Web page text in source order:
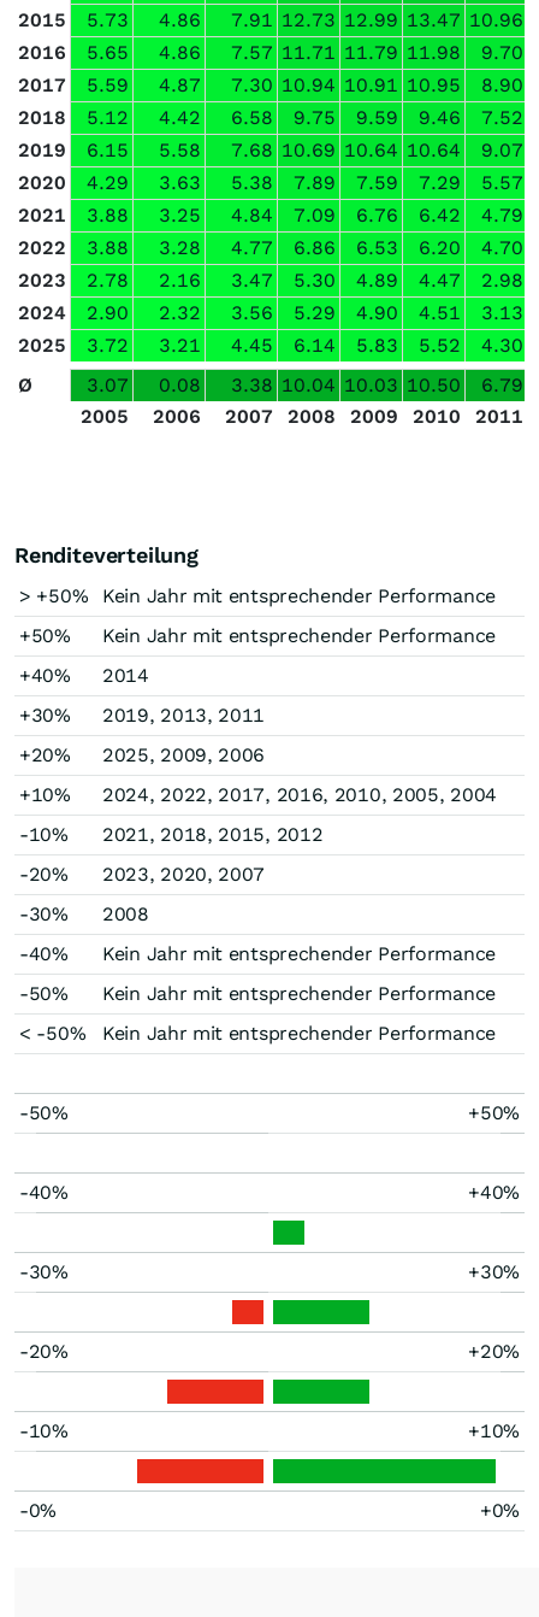
2015
5.73 4.86 7.91 12.73 12.99 13.47 10.96
2016
5.65 4.86 7.57 11.71 11.79 11.98 9.70
2017
5.59 4.87 7.30 10.94 10.91 10.95 8.90
2018
5.12 4.42 6.58 9.75 9.59 9.46
7.52
2019
6.15 5.58 7.68 10.69 10.64 10.64 9.07
2020
4.29 3.63 5.38 7.89 7.59 7.29
5.57
2021
3.88 3.25 4.84 7.09 6.76 6.42
4.79
2022
3.88 3.28 4.77 6.86 6.53 6.20
4.70
2023
2.78 2.16 3.47 5.30 4.89 4.47
2.98
2024
2.90 2.32 3.56 5.29 4.90 4.51
3.13
2025
3.72 3.21 4.45 6.14 5.83 5.52
4.30
Ø
3.07 0.08 3.38 10.04 10.03 10.50 6.79
2005
2006 2007 2008 2009 2010 2011
Renditeverteilung
> +50%
Kein Jahr mit entsprechender Performance
+50%
Kein Jahr mit entsprechender Performance
+40%
2014
+30%
2019, 2013, 2011
+20%
2025, 2009, 2006
+10%
2024, 2022, 2017, 2016, 2010, 2005, 2004
-10%
2021, 2018, 2015, 2012
-20%
2023, 2020, 2007
-30%
2008
-40%
Kein Jahr mit entsprechender Performance
-50%
Kein Jahr mit entsprechender Performance
< -50%
Kein Jahr mit entsprechender Performance
-50% +50%
-40% +40%
-30% +30%
-20% +20%
-10% +10%
-0% +0%